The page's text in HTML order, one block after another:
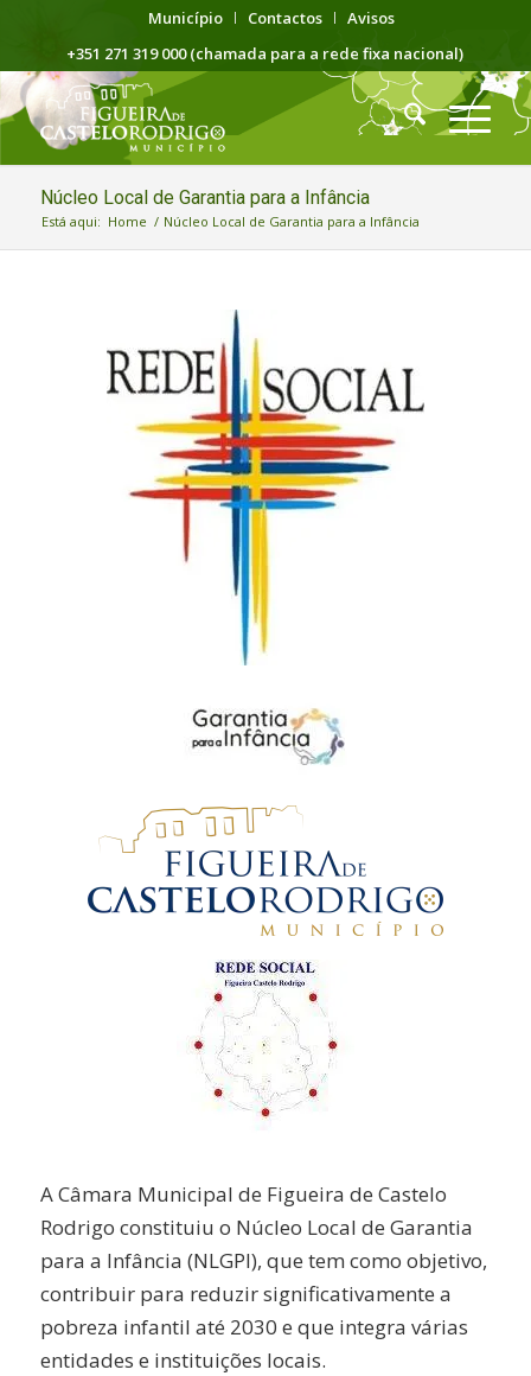
Município Contactos
Avisos
+351 271 319 000 (chamada para a rede fixa nacional)
Núcleo Local de Garantia para a Infância
Está aqui: Home / Núcleo Local de Garantia para a Infância
A Câmara Municipal de Figueira de Castelo
Rodrigo constituiu o Núcleo Local de Garantia
para a Infância (NLGPI), que tem como objetivo,
contribuir para reduzir significativamente a
pobreza infantil até 2030 e que integra várias
entidades e instituições locais.